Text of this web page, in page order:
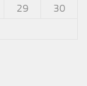
29
30